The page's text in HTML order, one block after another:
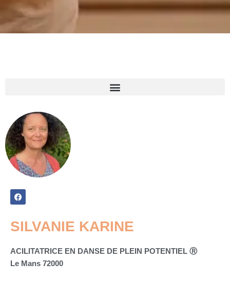
SILVANIE KARINE
ACILITATRICE EN DANSE DE PLEIN POTENTIEL Ⓡ
Le Mans 72000